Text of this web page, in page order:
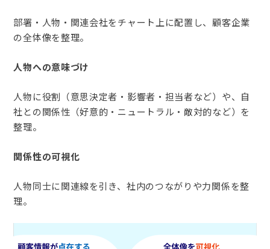
部署・人物・関連会社をチャート上に配置し、顧客企業
の全体像を整理。
人物への意味づけ
人物に役割（意思決定者・影響者・担当者など）や、自
社との関係性（好意的・ニュートラル・敵対的など）を
整理。
関係性の可視化
人物同士に関連線を引き、社内のつながりや力関係を整
理。